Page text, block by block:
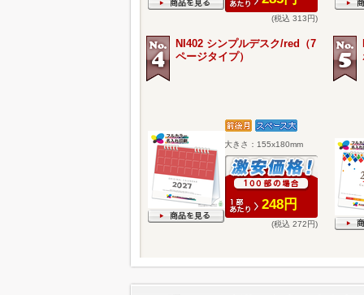
(税込 313円)
NI402 シンプルデスク/red（7
ページタイプ）
大きさ：155x180mm
248円
(税込 272円)